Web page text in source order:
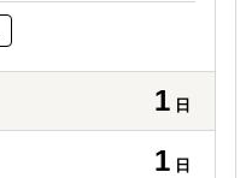
1 日
1 日